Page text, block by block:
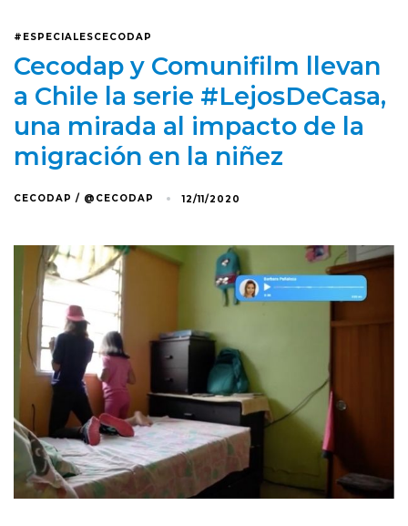
#ESPECIALESCECODAP
Cecodap y Comunifilm llevan
a Chile la serie #LejosDeCasa,
una mirada al impacto de la
migración en la niñez
CECODAP / @CECODAP 12/11/2020